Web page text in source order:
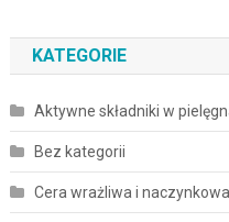
KATEGORIE
Aktywne składniki w
Bez kategorii
Cera wrażliwa i naczynkowa